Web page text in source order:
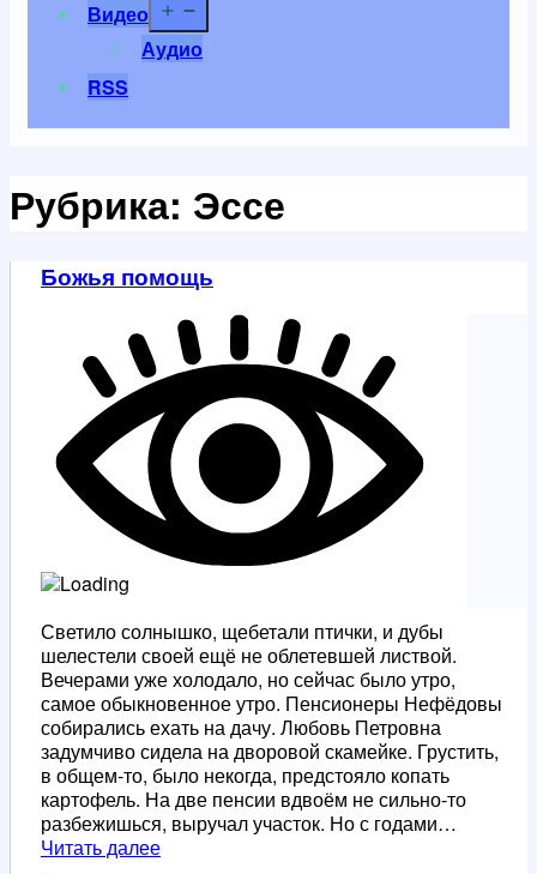
Видео
Аудио
RSS
Рубрика: Эссе
Божья помощь
Светило солнышко, щебетали птички, и дубы
шелестели своей ещё не облетевшей листвой.
Вечерами уже холодало, но сейчас было утро,
самое обыкновенное утро. Пенсионеры Нефёдовы
собирались ехать на дачу. Любовь Петровна
задумчиво сидела на дворовой скамейке. Грустить,
в общем-то, было некогда, предстояло копать
картофель. На две пенсии вдвоём не сильно-то
разбежишься, выручал участок. Но с годами…
Читать далееБожья